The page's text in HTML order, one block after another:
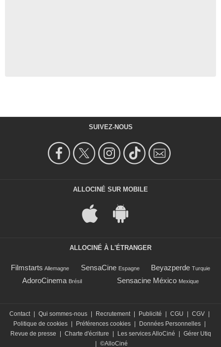
SUIVEZ-NOUS
ALLOCINÉ SUR MOBILE
ALLOCINÉ À L'ÉTRANGER
Filmstarts Allemagne SensaCine Espagne Beyazperde Turquie
AdoroCinema Brésil Sensacine México Mexique
Contact | Qui sommes-nous | Recrutement | Publicité | CGU | CGV |
Politique de cookies | Préférences cookies | Données Personnelles |
Revue de presse
| Charte d'écriture | Les services AlloCiné | Gérer Utiq
| ©AlloCiné